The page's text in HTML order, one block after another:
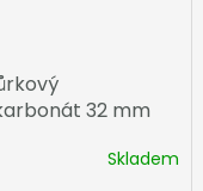
32 mm
Skladem